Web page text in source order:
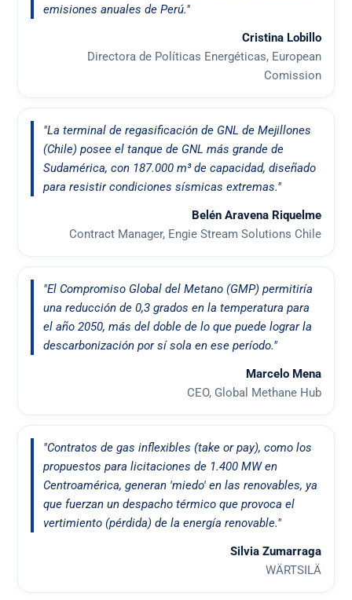
emisiones anuales de Perú."
Cristina Lobillo
Directora de Políticas Energéticas, European
Comission
"La terminal de regasificación de GNL de Mejillones
(Chile) posee el tanque de GNL más grande de
Sudamérica, con 187.000 m³ de capacidad, diseñado
para resistir condiciones sísmicas extremas."
Belén Aravena Riquelme
Contract Manager, Engie Stream Solutions Chile
"El Compromiso Global del Metano (GMP) permitiría
una reducción de 0,3 grados en la temperatura para
el año 2050, más del doble de lo que puede lograr la
descarbonización por sí sola en ese período."
Marcelo Mena
CEO, Global Methane Hub
"Contratos de gas inflexibles (take or pay), como los
propuestos para licitaciones de 1.400 MW en
Centroamérica, generan 'miedo' en las renovables, ya
que fuerzan un despacho térmico que provoca el
vertimiento (pérdida) de la energía renovable."
Silvia Zumarraga
WÄRTSILÄ